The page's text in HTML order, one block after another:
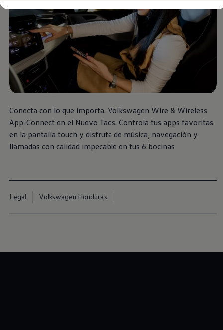
Conecta con lo que importa. Volkswagen Wire & Wireless
App-Connect en el Nuevo Taos. Controla tus apps favoritas
en la pantalla touch y disfruta de música, navegación y
llamadas con calidad impecable en tus 6 bocinas
Legal Volkswagen Honduras